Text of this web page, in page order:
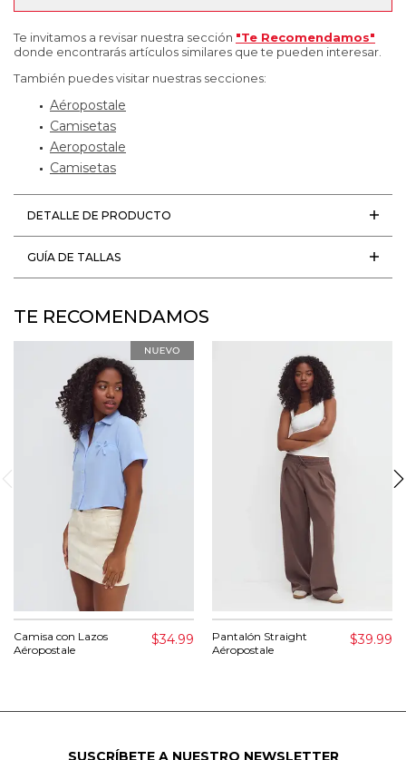
Te invitamos a revisar nuestra sección "Te Recomendamos"
donde encontrarás artículos similares que te pueden interesar.
También puedes visitar nuestras secciones:
Aéropostale
Camisetas
Aeropostale
Camisetas
DETALLE DE PRODUCTO
GUÍA DE TALLAS
TE RECOMENDAMOS
Camisa con Lazos
Aéropostale
$34.99
Pantalón Straight
Aéropostale
$39.99
SUSCRÍBETE A NUESTRO NEWSLETTER